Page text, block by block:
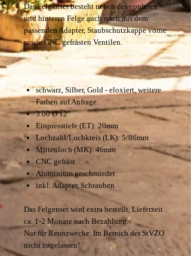
Das Felgenset besteht neben der vorderen
und hinteren Felge auch noch aus dem
passenden Adapter, Staubschutzkappe vorne
sowie CNC gefrästen Ventilen.
schwarz, Silber, Gold - eloxiert, weitere
Farben auf Anfrage.
3.00 Ø 12"
Einpresstiefe (ET): 20mm
Lochzahl/Lochkreis (LK): 5/86mm
Mittenloch (MK): 46mm
CNC gefräst
Aluminium geschmiedet
inkl. Adapter, Schrauben
Das Felgenset wird extra bestellt, Lieferzeit
ca. 1-2 Monate nach Bezahlung.
Nur für Rennzwecke. Im Bereich der StVZO
nicht zugelassen!